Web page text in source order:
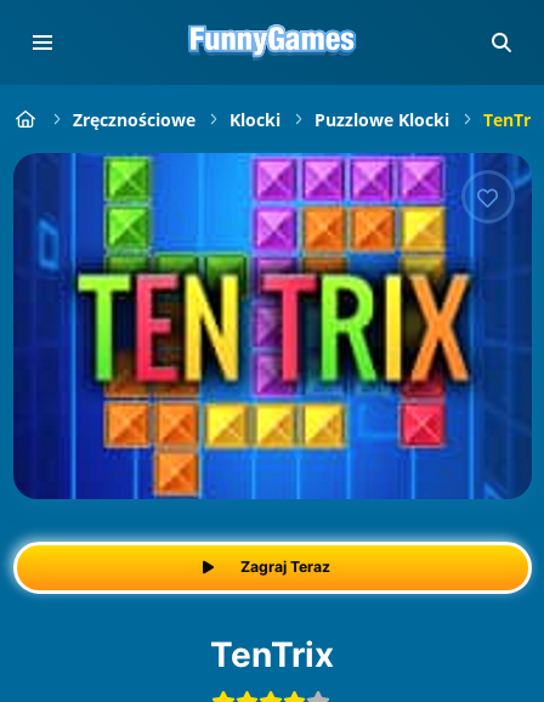
Zręcznościowe Klocki Puzzlowe Klocki TenTrix
Zagraj Teraz
TenTrix